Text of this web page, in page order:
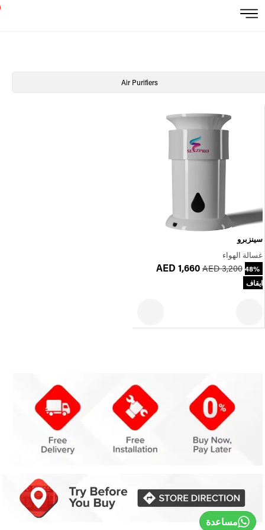
Air Purifiers
سينزبرو
غسالة الهواء
AED 1,660 AED 3,200 48%
ايقاف
مساعدة